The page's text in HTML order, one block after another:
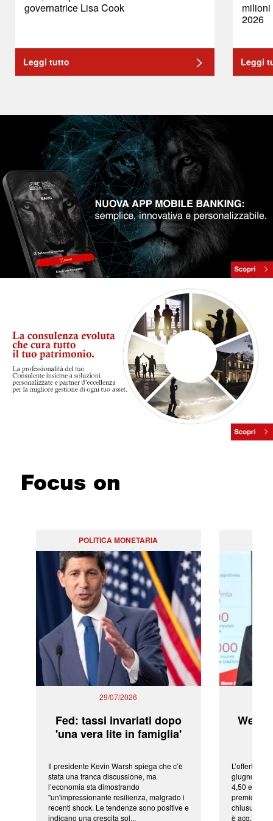
governatrice Lisa Cook
Leggi tutto
2026
Leggi
Focus on
POLITICA MONETARIA
29/07/2026
Fed: tassi invariati dopo
'una vera lite in famiglia'
Il presidente Kevin Warsh spiega che c’è
stata una franca discussione, ma
l’economia sta dimostrando
"un'impressionante resilienza, malgrado i
recenti shock. Le tendenze sono positive e
indicano una crescita sol...
L’offerta
giugno da
4,50 euro
premio di
chiusura
è acq...